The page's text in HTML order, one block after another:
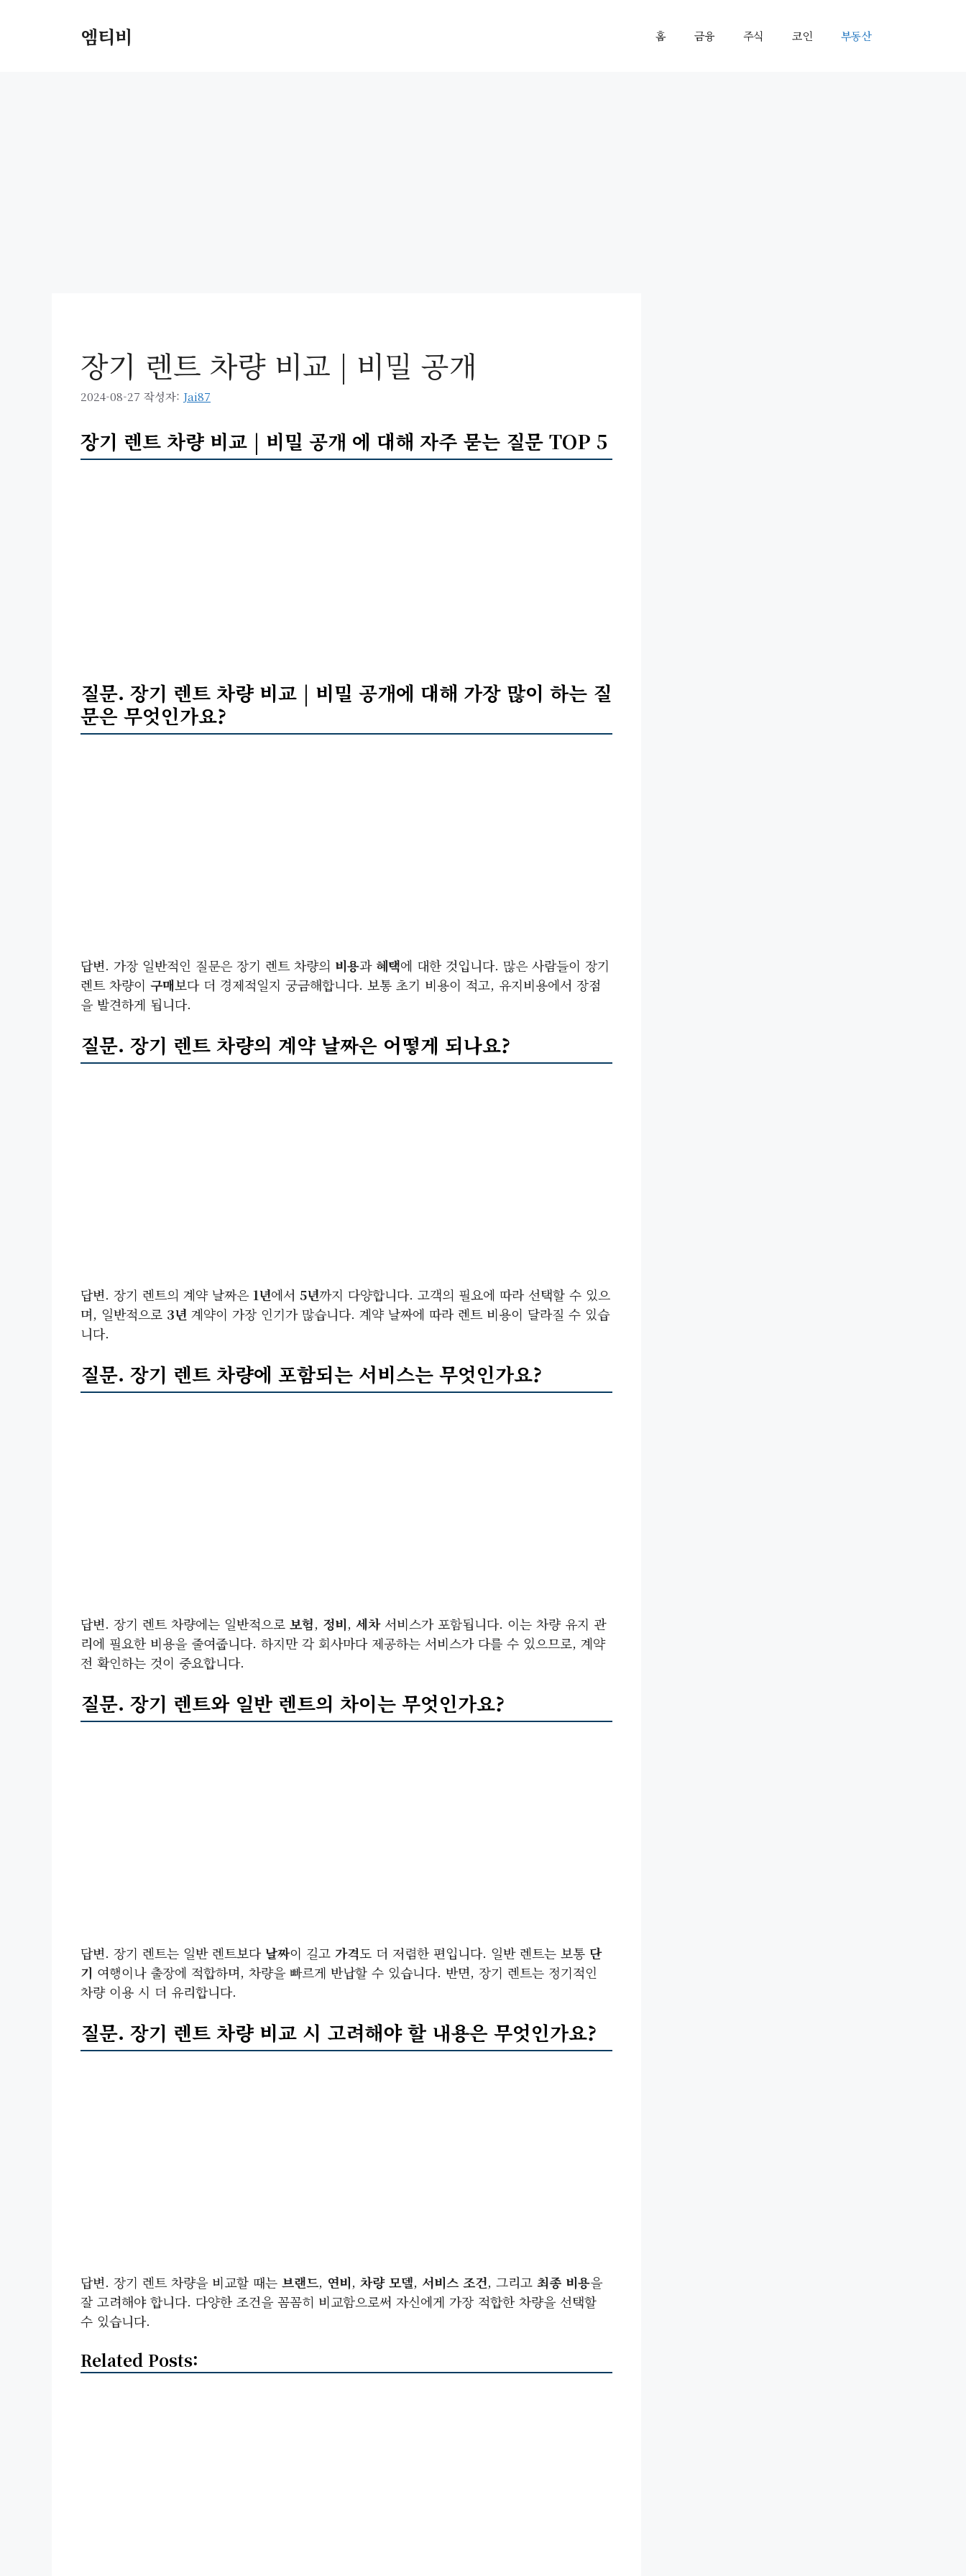
엠티비 홈 금융 주식 코인 부동산
장기 렌트 차량 비교 | 비밀 공개
2024-08-27 작성자: Jai87
장기 렌트 차량 비교 | 비밀 공개 에 대해 자주 묻는 질문 TOP 5
질문. 장기 렌트 차량 비교 | 비밀 공개에 대해 가장 많이 하는 질
문은 무엇인가요?
답변. 가장 일반적인 질문은 장기 렌트 차량의 비용과 혜택에 대한 것입니다. 많은 사람들이 장기
렌트 차량이 구매보다 더 경제적일지 궁금해합니다. 보통 초기 비용이 적고, 유지비용에서 장점
을 발견하게 됩니다.
질문. 장기 렌트 차량의 계약 날짜은 어떻게 되나요?
답변. 장기 렌트의 계약 날짜은1년에서 5년까지 다양합니다. 고객의 필요에 따라 선택할 수 있으
며, 일반적으로 3년 계약이 가장 인기가 많습니다. 계약 날짜에 따라 렌트 비용이 달라질 수 있습
니다.
질문. 장기 렌트 차량에 포함되는 서비스는 무엇인가요?
답변. 장기 렌트 차량에는 일반적으로 보험, 정비, 세차서비스가 포함됩니다. 이는 차량 유지 관
리에 필요한 비용을 줄여줍니다. 하지만 각 회사마다 제공하는 서비스가 다를 수 있으므로, 계약
전 확인하는 것이 중요합니다.
질문. 장기 렌트와 일반 렌트의 차이는 무엇인가요?
답변. 장기 렌트는 일반 렌트보다 날짜이 길고 가격도 더 저렴한 편입니다. 일반 렌트는 보통 단
기 여행이나 출장에 적합하며, 차량을 빠르게 반납할 수 있습니다. 반면, 장기 렌트는 정기적인
차량 이용 시 더 유리합니다.
질문. 장기 렌트 차량 비교 시 고려해야 할 내용은 무엇인가요?
답변. 장기 렌트 차량을 비교할 때는 브랜드, 연비, 차량 모델, 서비스 조건, 그리고 최종 비용을
잘 고려해야 합니다. 다양한 조건을 꼼꼼히 비교함으로써 자신에게 가장 적합한 차량을 선택할
수 있습니다.
Related Posts: